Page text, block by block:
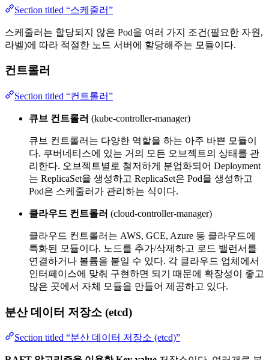
Section titled “스케줄러”
스케줄러는 할당되지 않은 Pod을 여러 가지 조건(필요한 자원,
라벨)에 따라 적절한 노드 서버에 할당해주는 모듈이다.
컨트롤러
Section titled “컨트롤러”
큐브 컨트롤러 (kube-controller-manager)
큐브 컨트롤러는 다양한 역할을 하는 아주 바쁜 모듈이
다. 쿠버네티스에 있는 거의 모든 오브젝트의 상태를 관
리한다. 오브젝트별로 철저하게 분업화되어 Deployment
는 ReplicaSet을 생성하고 ReplicaSet은 Pod을 생성하고
Pod은 스케줄러가 관리하는 식이다.
클라우드 컨트롤러 (cloud-controller-manager)
클라우드 컨트롤러는 AWS, GCE, Azure 등 클라우드에
특화된 모듈이다. 노드를 추가/삭제하고 로드 밸런서를
연결하거나 볼륨을 붙일 수 있다. 각 클라우드 업체에서
인터페이스에 맞춰 구현하면 되기 때문에 확장성이 좋고
많은 곳에서 자체 모듈을 만들어 제공하고 있다.
분산 데이터 저장소 (etcd)
Section titled “분산 데이터 저장소 (etcd)”